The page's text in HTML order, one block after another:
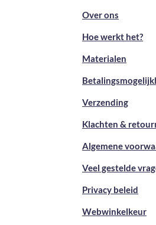
Over ons
Hoe werkt het?
Materialen
Verzending
Klachten &
Algemene
Veel gestelde
Privacy beleid
Webwinkelkeur